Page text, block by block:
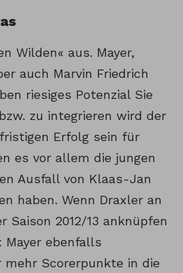
Wilden« aus. Mayer,
auch Marvin Friedrich
riesiges Potenzial Sie
zu integrieren wird der
Erfolg sein für
es vor allem die jungen
Ausfall von Klaas-Jan
haben. Wenn Draxler an
Saison 2012/13 anknüpfen
Mayer ebenfalls
mehr Scorerpunkte in die